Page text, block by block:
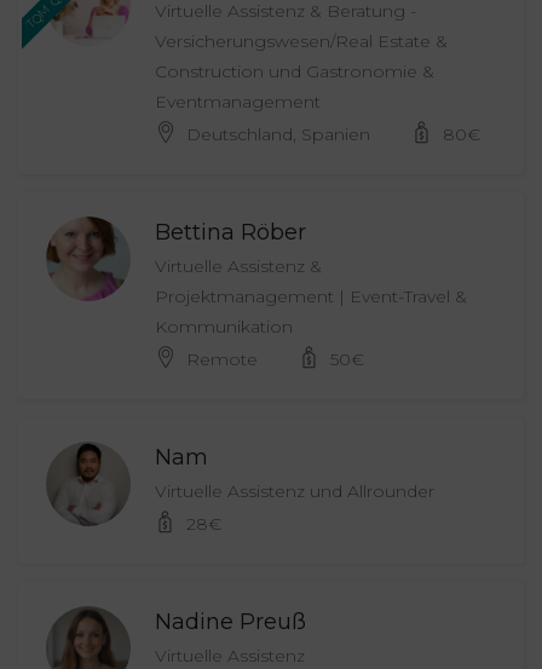
Virtuelle Assistenz & Beratung -
Versicherungswesen/Real Estate &
Construction und Gastronomie &
Eventmanagement
Deutschland, Spanien
80€
Bettina Röber
Virtuelle Assistenz &
Projektmanagement | Event-Travel &
Kommunikation
Remote
50€
Nam
Virtuelle Assistenz und Allrounder
28€
Nadine Preuß
Virtuelle Assistenz